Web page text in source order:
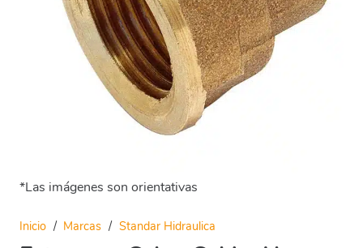
*Las imágenes son orientativas
Inicio / Marcas / Standar Hidraulica